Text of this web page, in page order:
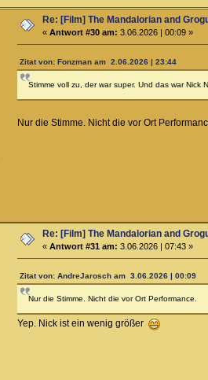
Re: [Film] The Mandalorian and
«Antwort #30 am: 3.06.2026 | 00:09 »
Zitat von: Fonzman am 2.06.2026 | 23:44
Stimme voll zu, der war super. Und das war Nick
Nur die Stimme. Nicht die vor Ort
Re: [Film] The Mandalorian and
«Antwort #31 am: 3.06.2026 | 07:43 »
Zitat von: AndreJarosch am 3.06.2026 | 00:09
Nur die Stimme. Nicht die vor Ort Performance.
Yep. Nick ist ein wenig größer